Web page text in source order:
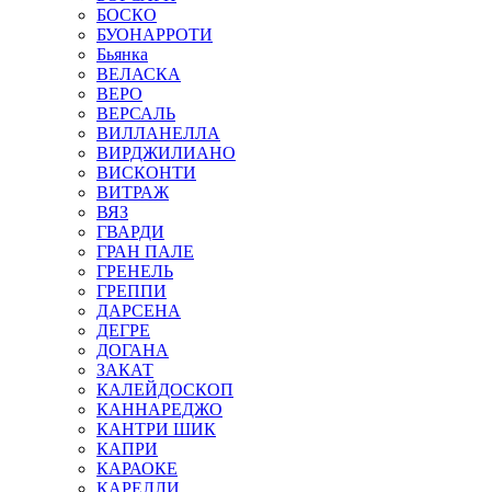
БОСКО
БУОНАРРОТИ
Бьянка
ВЕЛАСКА
ВЕРО
ВЕРСАЛЬ
ВИЛЛАНЕЛЛА
ВИРДЖИЛИАНО
ВИСКОНТИ
ВИТРАЖ
ВЯЗ
ГВАРДИ
ГРАН ПАЛЕ
ГРЕНЕЛЬ
ГРЕППИ
ДАРСЕНА
ДЕГРЕ
ДОГАНА
ЗАКАТ
КАЛЕЙДОСКОП
КАННАРЕДЖО
КАНТРИ ШИК
КАПРИ
КАРАОКЕ